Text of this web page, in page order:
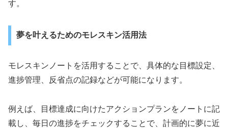
す。
夢を叶えるためのモレスキン活用法
モレスキンノートを活用することで、具体的な目標設定、
進捗管理、反省点の記録などが可能になります。
例えば、目標達成に向けたアクションプランをノートに記
載し、毎日の進捗をチェックすることで、計画的に夢に近